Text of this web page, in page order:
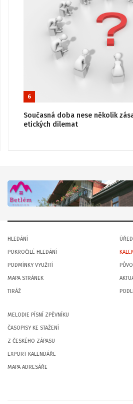
6
Současná doba nese několik
etických dilemat
HLEDÁNÍ
POKROČILÉ HLEDÁNÍ
PODMÍNKY VYUŽITÍ
MAPA STRÁNEK
TIRÁŽ
MELODIE PÍSNÍ ZPĚVNÍKU
ČASOPISY KE STAŽENÍ
Z ČESKÉHO ZÁPASU
EXPORT KALENDÁŘE
MAPA ADRESÁŘE